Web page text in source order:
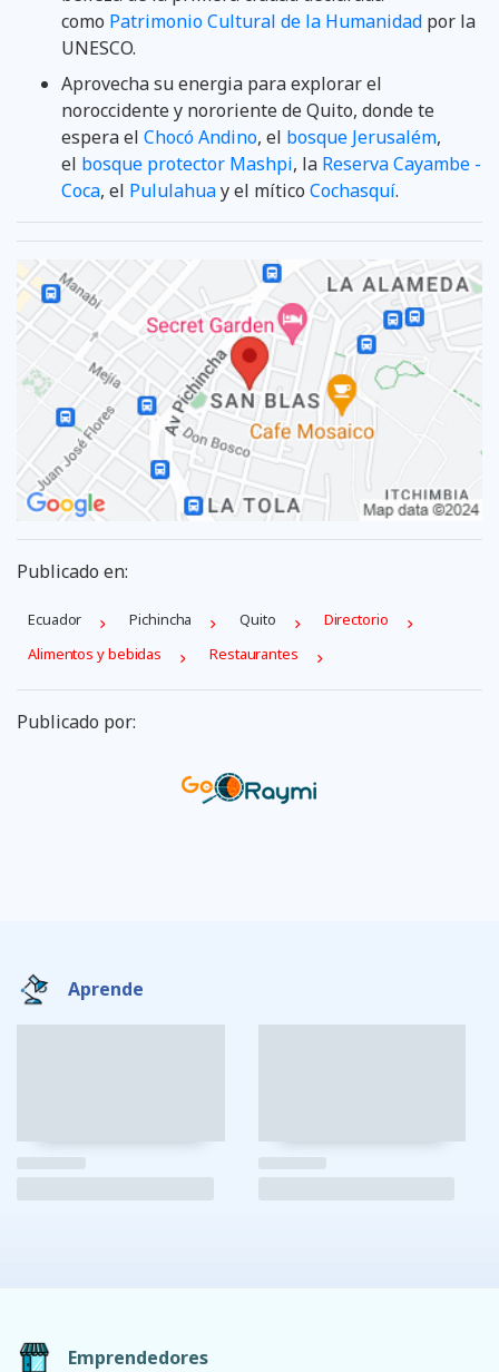
como Patrimonio Cultural de la Humanidad por la
UNESCO.
Aprovecha su energia para explorar el
noroccidente y nororiente de Quito, donde te
espera el Chocó Andino, el bosque Jerusalém,
el bosque protector Mashpi, la Reserva Cayambe -
Coca, el Pululahuay el mítico Cochasquí.
Publicado en:
Ecuador Pichincha Quito
Directorio
Alimentos y bebidas
Restaurantes
Publicado por:
Aprende
Emprendedores